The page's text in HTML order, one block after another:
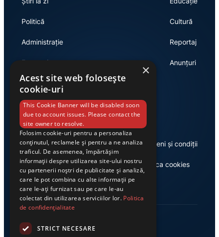
Politică
Administrație
Economie
Cultură
Reportaj
Anunțuri
Link-uri utile
Despre noi
Casa de editură Exclusiv
Termeni și condiții
Politica cookies
×
Acest site web folosește
cookie-uri
This Cookie Banner will be disabled soon
due to account issues. Please contact the
site owner to resolve.
Folosim cookie-uri pentru a personaliza
conținutul, reclamele și pentru a ne analiza
traficul. De asemenea, împărtășim
informații despre utilizarea site-ului nostru
cu partenerii noștri de publicitate și analiză,
care le pot combina cu alte informații pe
care le-ați furnizat sau pe care le-au
colectat din utilizarea serviciilor lor. Politica
de confidențialitate
STRICT NECESARE